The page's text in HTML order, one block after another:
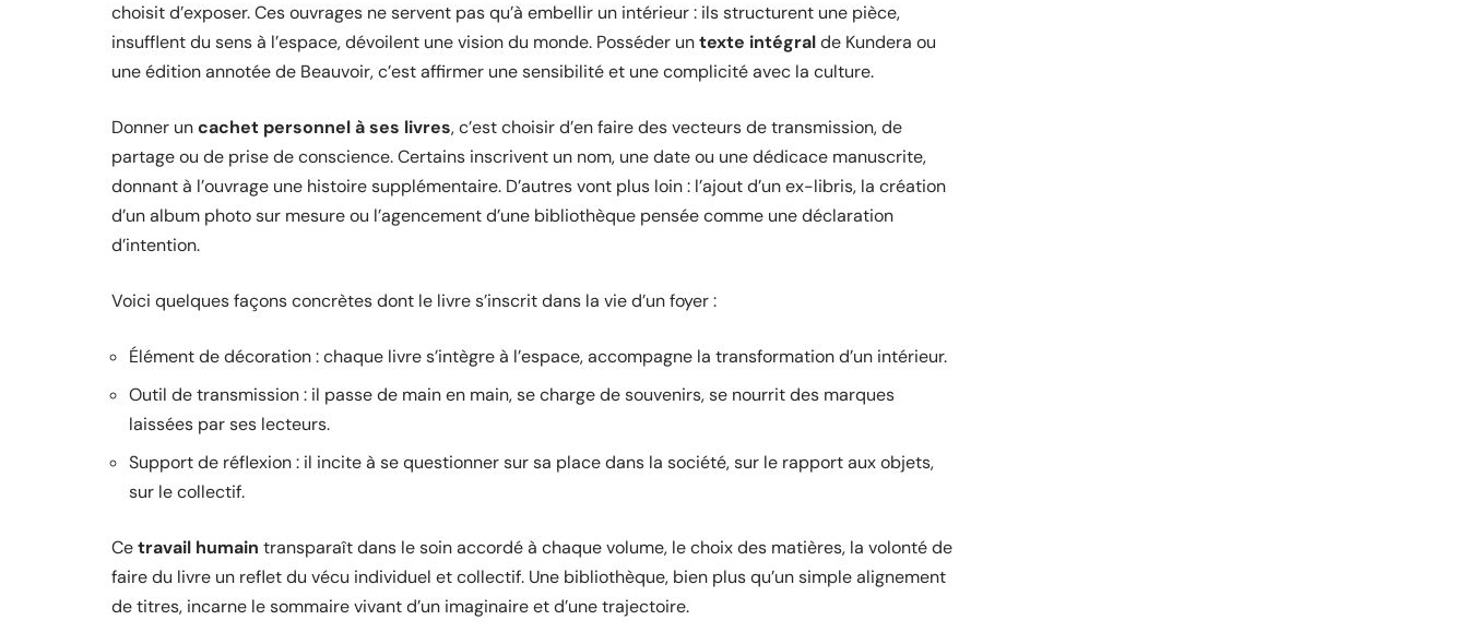
choisit d’exposer. Ces ouvrages ne servent pas qu’à embellir un intérieur : ils structurent une pièce,
insufflent du sens à l’espace, dévoilent une vision du monde. Posséder untexte intégralde Kundera ou
une édition annotée de Beauvoir, c’est affirmer une sensibilité et une complicité avec la culture.
Donner uncachet personnel à ses livres, c’est choisir d’en faire des vecteurs de transmission, de
partage ou de prise de conscience. Certains inscrivent un nom, une date ou une dédicace manuscrite,
donnant à l’ouvrage une histoire supplémentaire. D’autres vont plus loin : l’ajout d’un ex-libris, la création
d’un album photo sur mesure ou l’agencement d’une bibliothèque pensée comme une déclaration
d’intention.
Voici quelques façons concrètes dont le livre s’inscrit dans la vie d’un foyer :
Élément de décoration : chaque livre s’intègre à l’espace, accompagne la transformation d’un intérieur.
Outil de transmission : il passe de main en main, se charge de souvenirs, se nourrit des marques
laissées par ses lecteurs.
Support de réflexion : il incite à se questionner sur sa place dans la société, sur le rapport aux objets,
sur le collectif.
Cetravail humain transparaît dans le soin accordé à chaque volume, le choix des matières, la volonté de
faire du livre un reflet du vécu individuel et collectif. Une bibliothèque, bien plus qu’un simple alignement
de titres, incarne le sommaire vivant d’un imaginaire et d’une trajectoire.